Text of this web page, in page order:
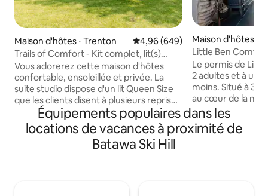
Maison d'hôtes ⋅ Trenton Évaluation moyenne sur la base
4,96 (649)
Trails of Comfort - Kit complet, lit(s)
Queen, vin PEC
Vous adorerez cette maison d'hôtes
confortable, ensoleillée et privée. La
suite studio dispose d'un lit Queen Size
que les clients disent à plusieurs reprises
être « si confortable ». Une grande
sélection d'oreillers vous aidera à dormir
profondément. La cheminée au chevet
ajoute chaleur et ambiance à votre
Maison d'hôtes ⋅
ard
Little Ben Comté
Le permis de
2 adultes et à un
moins. Situé à 3 mètres du lac Ontario,
au cœur de la
Wellington, Little
d'une chambre
situé au cœur de
Équipements populaires dans les
locations de vacances à proximité de
Batawa Ski Hill